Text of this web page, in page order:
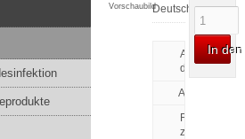
VorschaubildDeutschlands
drucken
Frage
zu
In